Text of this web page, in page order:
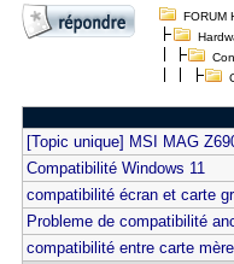
FORUM
[Topic unique] MSI MAG
Compatibilité Windows 11
compatibilité écran et carte
Probleme de compatibilité
compatibilité entre carte